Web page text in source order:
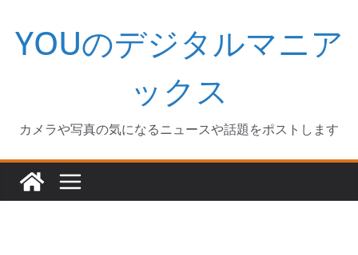
キ
YOUのデジタルマニア
ックス
カメラや写真の気になるニュースや話題をポストします